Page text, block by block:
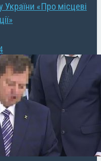
України «Про місцеві